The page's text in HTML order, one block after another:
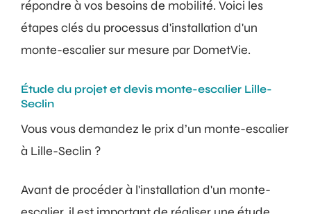
répondre à vos besoins de mobilité. Voici les
étapes clés du processus d'installation d'un
monte-escalier sur mesure par DometVie.
Étude du projet et devis monte-escalier Lille-
Seclin
Vous vous demandez le prix d’un monte-escalier
à Lille-Seclin ?
Avant de procéder à l'installation d'un monte-